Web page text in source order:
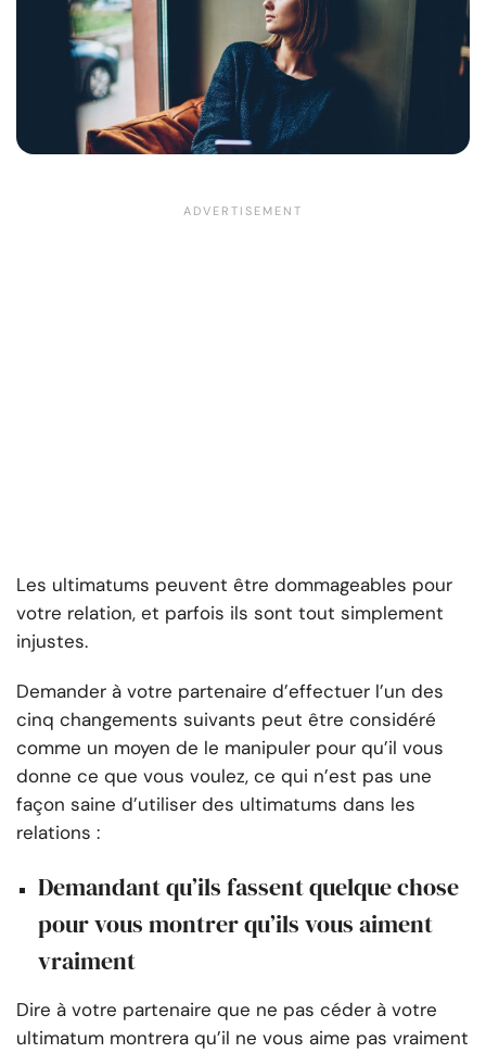
Les ultimatums peuvent être dommageables pour
votre relation, et parfois ils sont tout simplement
injustes.
Demander à votre partenaire d’effectuer l’un des
cinq changements suivants peut être considéré
comme un moyen de le manipuler pour qu’il vous
donne ce que vous voulez, ce qui n’est pas une
façon saine d’utiliser des ultimatums dans les
relations :
Demandant qu’ils fassent quelque chose
pour vous montrer qu’ils vous aiment
vraiment
Dire à votre partenaire que ne pas céder à votre
ultimatum montrera qu’il ne vous aime pas vraiment